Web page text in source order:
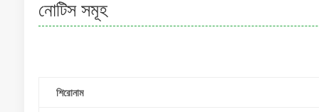
নোটিস সমূহ
শিরোনাম